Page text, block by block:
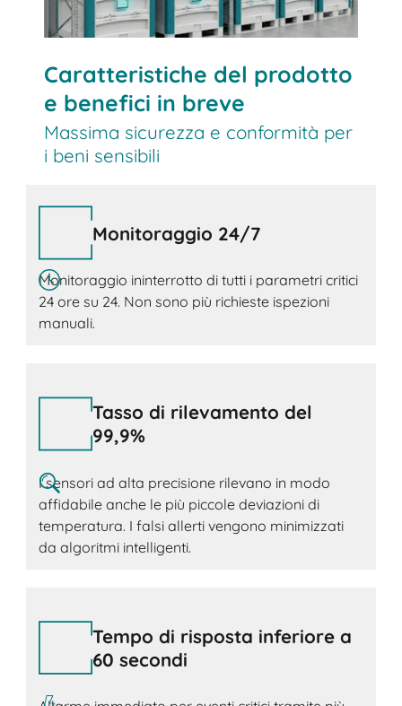
Caratteristiche del prodotto
e benefici in breve
Massima sicurezza e conformità per
i beni sensibili
Monitoraggio 24/7
Monitoraggio ininterrotto di tutti i parametri critici
24 ore su 24. Non sono più richieste ispezioni
manuali.
Tasso di rilevamento del
99,9%
I sensori ad alta precisione rilevano in modo
affidabile anche le più piccole deviazioni di
temperatura. I falsi allerti vengono minimizzati
da algoritmi intelligenti.
Tempo di risposta inferiore a
60 secondi